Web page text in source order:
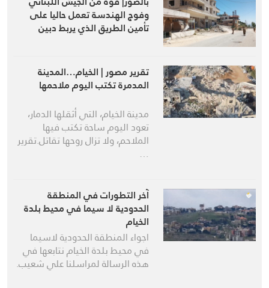
وفوج الهندسة تعمل حاليا على
تأمين الطريق الذي يربط دبين
بمرجعيون وابل السقي والخيام
تقرير مصور | الخيام…المدينة
المدمرة تكتب اليوم ملاحمها
مدينة الخيام، التي أثقلها الدمار،
تعود اليوم ساحة تكتب فيها
الملاحم، ولا تزال روحها تقاتل.تقرير
…
آخر التطورات في المنطقة
الحدودية لا سيما في محيط بلدة
الخيام
اجواء المنطقة الحدودية لاسيما
في محيط بلدة الخيام نتابعها في
هذه الرسالة لمراسلنا علي شعيب.